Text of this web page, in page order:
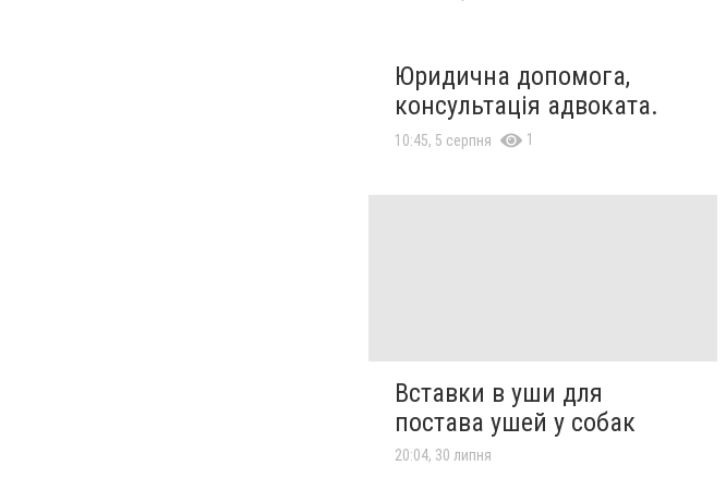
Юридична допомога,
консультація адвоката.
10:45, 5 серпня 1
Вставки в уши для
постава ушей у собак
20:04, 30 липня